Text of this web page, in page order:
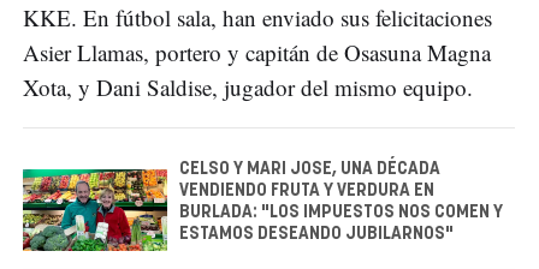
KKE. En fútbol sala, han enviado sus felicitaciones
Asier Llamas, portero y capitán de Osasuna Magna
Xota, y Dani Saldise, jugador del mismo equipo.
CELSO Y MARI JOSE, UNA DÉCADA
VENDIENDO FRUTA Y VERDURA EN
BURLADA: "LOS IMPUESTOS NOS COMEN Y
ESTAMOS DESEANDO JUBILARNOS"